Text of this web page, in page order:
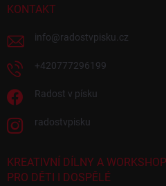
KONTAKT
info@radostvpisku.cz
+420777296199
Radost v písku
radostvpisku
KREATIVNÍ DÍLNY A
PRO DĚTI I DOSPĚLÉ